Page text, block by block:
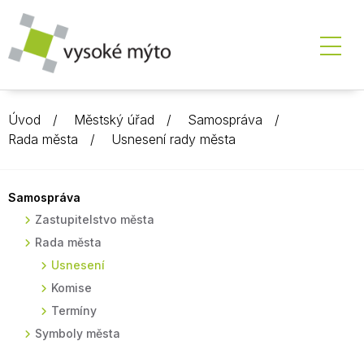
Úvod Městský úřad
Samospráva
Rada města
Usnesení rady města
Samospráva
Zastupitelstvo města
Rada města
Usnesení
Komise
Termíny
Symboly města